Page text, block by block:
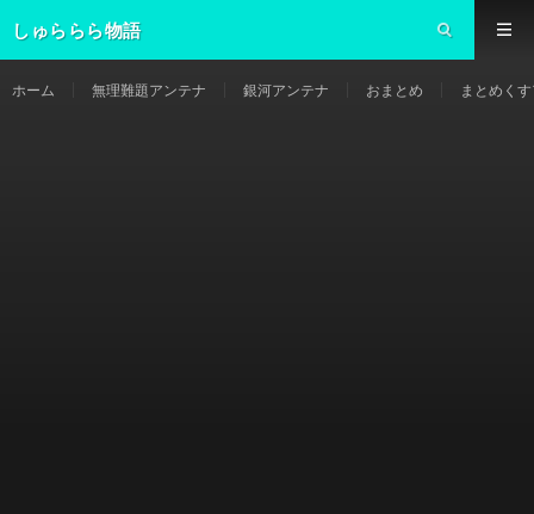
しゅららら物語
ホーム 無理難題アンテナ 銀河アンテナ おまとめ まとめく